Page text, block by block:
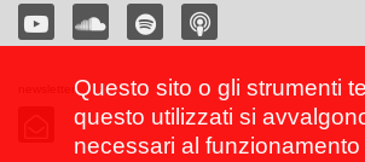
Questo sito o gli strumenti
questo utilizzati si
necessari al funzionamento